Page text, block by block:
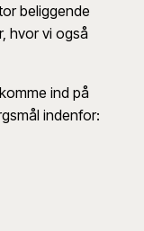
beliggende
hvor vi også
ind på
indenfor: